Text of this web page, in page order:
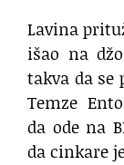
Lavina
išao na
takva da
Temze
da ode na
da cinkare